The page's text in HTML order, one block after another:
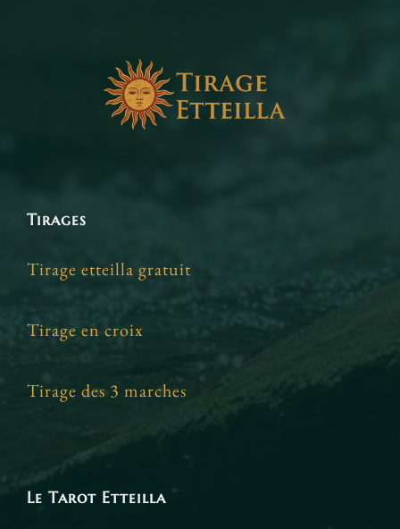
Tirages
Tirage etteilla gratuit
Tirage en croix
Tirage des 3 marches
Le Tarot Etteilla